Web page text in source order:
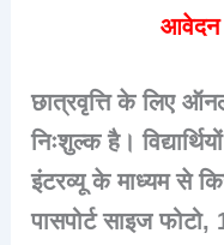
आवेदन
छात्रवृत्ति के लिए
निःशुल्क है।
इंटरव्यू के माध्यम से
पासपोर्ट साइज